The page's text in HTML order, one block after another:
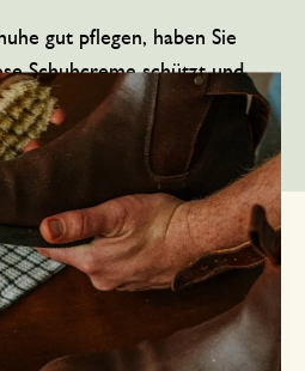
gut pflegen, haben Sie
Schuhcreme schützt und
und lässt Ihre